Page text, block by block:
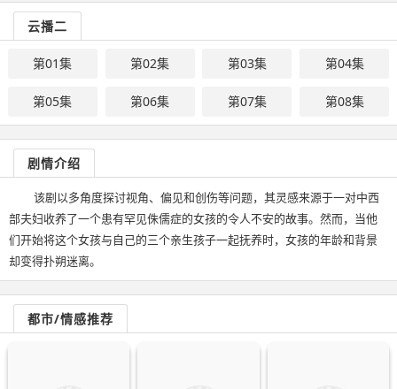
云播二
第01集 第02集 第03集 第04集
第05集 第06集 第07集 第08集
剧情介绍
该剧以多角度探讨视角、偏见和创伤等问题，其灵感来源于一对中西
部夫妇收养了一个患有罕见侏儒症的女孩的令人不安的故事。然而，当他
们开始将这个女孩与自己的三个亲生孩子一起抚养时，女孩的年龄和背景
却变得扑朔迷离。
都市/情感推荐